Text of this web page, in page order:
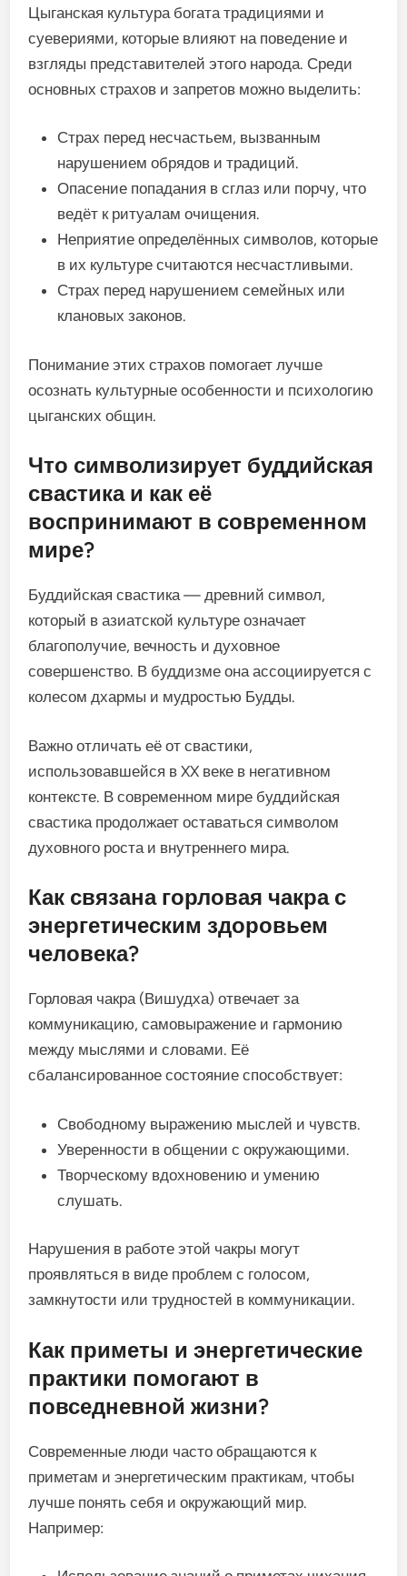
Цыганская культура богата традициями и
суевериями, которые влияют на поведение и
взгляды представителей этого народа. Среди
основных страхов и запретов можно выделить:
Страх перед несчастьем, вызванным
нарушением обрядов и традиций.
Опасение попадания в сглаз или порчу, что
ведёт к ритуалам очищения.
Неприятие определённых символов, которые
в их культуре считаются несчастливыми.
Страх перед нарушением семейных или
клановых законов.
Понимание этих страхов помогает лучше
осознать культурные особенности и психологию
цыганских общин.
Что символизирует буддийская
свастика и как её
воспринимают в современном
мире?
Буддийская свастика — древний символ,
который в азиатской культуре означает
благополучие, вечность и духовное
совершенство. В буддизме она ассоциируется с
колесом дхармы и мудростью Будды.
Важно отличать её от свастики,
использовавшейся в XX веке в негативном
контексте. В современном мире буддийская
свастика продолжает оставаться символом
духовного роста и внутреннего мира.
Как связана горловая чакра с
энергетическим здоровьем
человека?
Горловая чакра (Вишудха) отвечает за
коммуникацию, самовыражение и гармонию
между мыслями и словами. Её
сбалансированное состояние способствует:
Свободному выражению мыслей и чувств.
Уверенности в общении с окружающими.
Творческому вдохновению и умению
слушать.
Нарушения в работе этой чакры могут
проявляться в виде проблем с голосом,
замкнутости или трудностей в коммуникации.
Как приметы и энергетические
практики помогают в
повседневной жизни?
Современные люди часто обращаются к
приметам и энергетическим практикам, чтобы
лучше понять себя и окружающий мир.
Например: